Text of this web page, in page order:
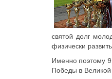
святой долг
физически
Именно поэтому
Победы в Великой